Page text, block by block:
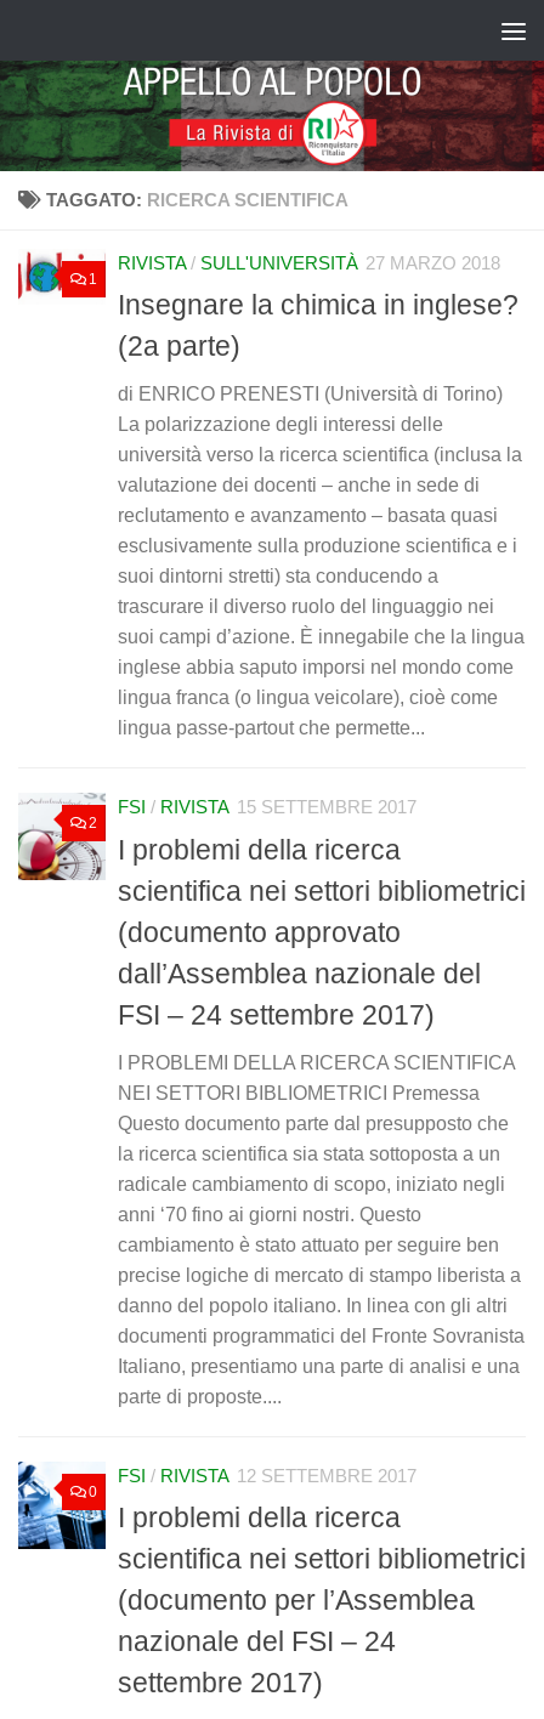
TAGGATO: RICERCA SCIENTIFICA
1
RIVISTA/ SULL'UNIVERSITÀ 27 MARZO 2018
Insegnare la chimica in inglese?
(2a parte)
di ENRICO PRENESTI (Università di Torino)
La polarizzazione degli interessi delle
università verso la ricerca scientifica (inclusa la
valutazione dei docenti – anche in sede di
reclutamento e avanzamento – basata quasi
esclusivamente sulla produzione scientifica e i
suoi dintorni stretti) sta conducendo a
trascurare il diverso ruolo del linguaggio nei
suoi campi d’azione. È innegabile che la lingua
inglese abbia saputo imporsi nel mondo come
lingua franca (o lingua veicolare), cioè come
lingua passe-partout che permette...
2
FSI / RIVISTA 15 SETTEMBRE 2017
I problemi della ricerca
scientifica nei settori bibliometrici
(documento approvato
dall’Assemblea nazionale del
FSI – 24 settembre 2017)
I PROBLEMI DELLA RICERCA SCIENTIFICA
NEI SETTORI BIBLIOMETRICI Premessa
Questo documento parte dal presupposto che
la ricerca scientifica sia stata sottoposta a un
radicale cambiamento di scopo, iniziato negli
anni ‘70 fino ai giorni nostri. Questo
cambiamento è stato attuato per seguire ben
precise logiche di mercato di stampo liberista a
danno del popolo italiano. In linea con gli altri
documenti programmatici del Fronte Sovranista
Italiano, presentiamo una parte di analisi e una
parte di proposte....
0
FSI / RIVISTA 12 SETTEMBRE 2017
I problemi della ricerca
scientifica nei settori bibliometrici
(documento per l’Assemblea
nazionale del FSI – 24
settembre 2017)